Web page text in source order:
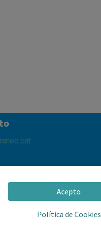
- 08918 BadalonaAcepto
Política de Cookies